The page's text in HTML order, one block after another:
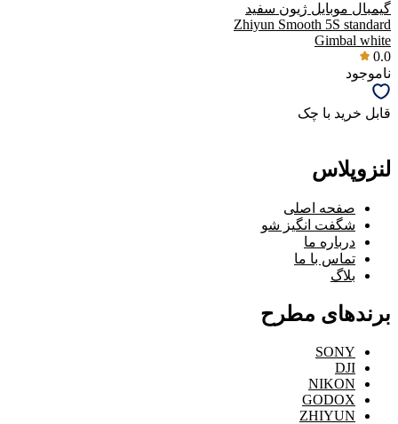
گیمبال موبایل ژیون سفید
Zhiyun Smooth 5S standard
Gimbal white
0.0
ناموجود
قابل خرید با چک
لنزوپلاس
صفحه اصلی
شگفت انگیز شو
درباره ما
تماس با ما
بلاگ
برندهای مطرح
SONY
DJI
NIKON
GODOX
ZHIYUN